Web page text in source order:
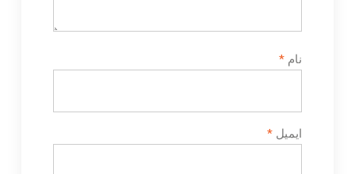
نام *
ایمیل *